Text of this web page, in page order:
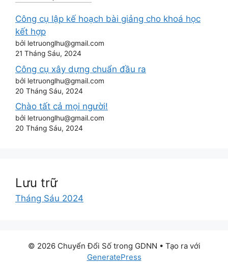
Công cụ lập kế hoạch bài giảng cho khoá học
kết hợp
bởi letruonglhu@gmail.com
21 Tháng Sáu, 2024
Công cụ xây dựng chuẩn đầu ra
bởi letruonglhu@gmail.com
20 Tháng Sáu, 2024
Chào tất cả mọi người!
bởi letruonglhu@gmail.com
20 Tháng Sáu, 2024
Lưu trữ
Tháng Sáu 2024
© 2026 Chuyển Đổi Số trong GDNN • Tạo ra với
GeneratePress